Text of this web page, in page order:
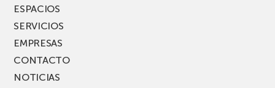
ESPACIOS
SERVICIOS
EMPRESAS
CONTACTO
NOTICIAS